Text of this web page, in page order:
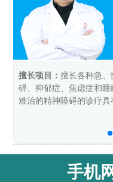
擅长项目：擅长各种急
碍、抑郁症、焦虑症和
难治的精神障碍的诊疗具
手机